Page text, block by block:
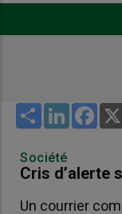
Share LinkedIn
Société
Cris d’alerte
Un courrier